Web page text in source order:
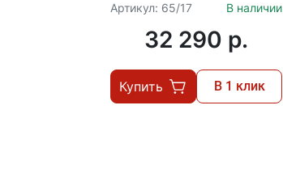
Артикул: 65/17 В наличии
32 290 p.
Купить В 1 клик